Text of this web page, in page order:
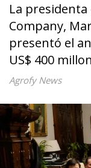
La
Company,
presentó el
US$ 400
Agrofy News